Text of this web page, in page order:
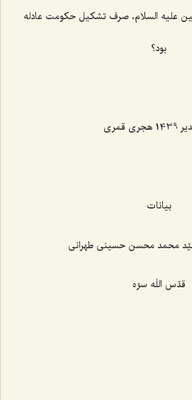
علیه السلام، صرف تشکیل حکومت عادله
بود؟
قمری
بیانات
محمد محسن حسینی طهرانی
قدّس اللَه سرّه